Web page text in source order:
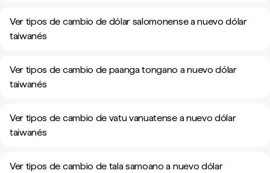
Ver tipos de cambio de dólar salomonense a nuevo dólar
taiwanés
Ver tipos de cambio de paanga tongano a nuevo dólar
taiwanés
Ver tipos de cambio de vatu vanuatense a nuevo dólar
taiwanés
Ver tipos de cambio de tala samoano a nuevo dólar